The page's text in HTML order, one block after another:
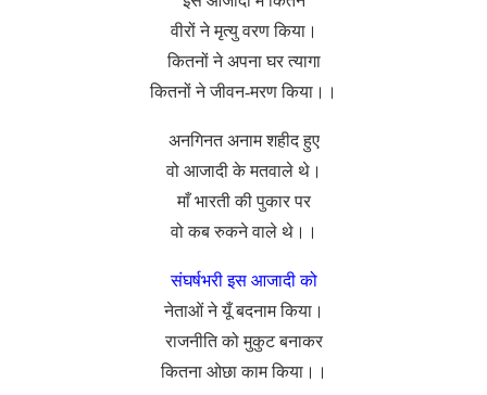
वीरों ने मृत्यु वरण किया।
कितनों ने अपना घर त्यागा
कितनों ने जीवन-मरण किया।।
अनगिनत अनाम शहीद हुए
वो आजादी के मतवाले थे।
माँ भारती की पुकार पर
वो कब रुकने वाले थे।।
संघर्षभरी इस आजादी को
नेताओं ने यूँ बदनाम किया।
राजनीति को मुकुट बनाकर
कितना ओछा काम किया।।